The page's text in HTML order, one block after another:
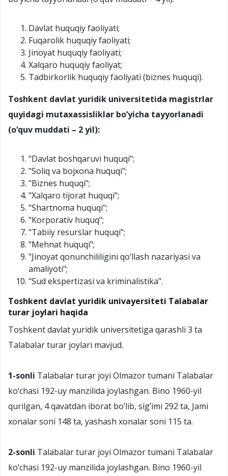
Davlat huquqiy faoliyati;
Fuqarolik huquqiy faoliyati;
Jinoyat huquqiy faoliyati;
Xalqaro huquqiy faoliyat;
Tadbirkorlik huquqiy faoliyati (biznes huquqi).
Toshkent davlat yuridik universitetida magistrlar
quyidagi mutaxassisliklar bo‘yicha tayyorlanadi
(o‘quv muddati – 2 yil):
"Davlat boshqaruvi huquqi";
"Soliq va bojxona huquqi";
"Biznes huquqi";
"Xalqaro tijorat huquqi";
"Shartnoma huquqi";
"Korporativ huquq";
"Tabiiy resurslar huquqi";
"Mehnat huquqi";
"Jinoyat qonunchililigini qo‘llash nazariyasi va
amaliyoti";
"Sud ekspertizasi va kriminalistika".
Toshkent davlat yuridik univayersiteti Talabalar
turar joylari haqida
Toshkent davlat yuridik universitetiga qarashli 3 ta
Talabalar turar joylari mavjud.
1-sonli Talabalar turar joyi Olmazor tumani Talabalar
ko‘chasi 192-uy manzilida joylashgan. Bino 1960-yil
qurilgan, 4 qavatdan iborat bo’lib, sig’imi 292 ta, Jami
xonalar soni 148 ta, yashash xonalar soni 115 ta.
2-sonli Talabalar turar joyi Olmazor tumani Talabalar
ko‘chasi 192-uy manzilida joylashgan. Bino 1960-yil